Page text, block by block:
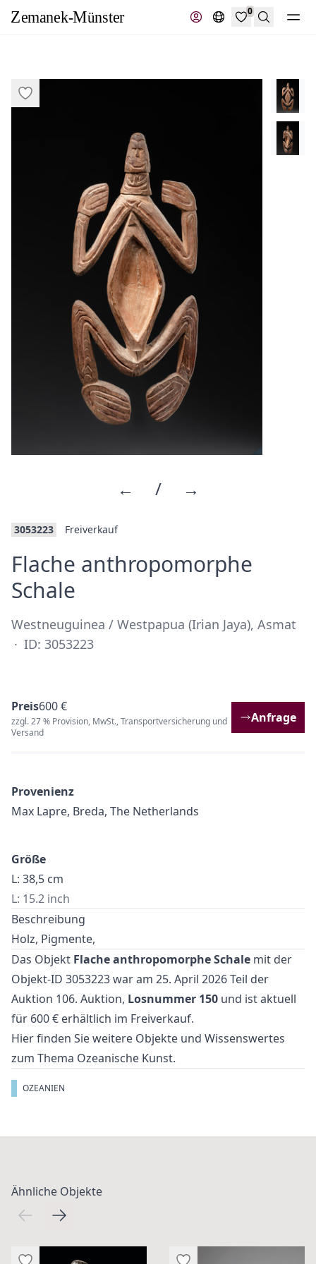
0
Suche
← / →
3053223 Freiverkauf
Flache anthropomorphe
Schale
Westneuguinea / Westpapua (Irian Jaya), Asmat
· ID: 3053223
Preis600 €
zzgl. 27 % Provision, MwSt., Transportversicherung und
Versand
Anfrage
Provenienz
Max Lapre, Breda, The Netherlands
Größe
L: 38,5 cm
L: 15.2 inch
Beschreibung
Holz, Pigmente,
Das Objekt Flache anthropomorphe Schale mit der
Objekt-ID 3053223 war am 25. April 2026 Teil der
Auktion 106. Auktion, Losnummer 150 und ist aktuell
für 600 € erhältlich im Freiverkauf.
Hier finden Sie weitere Objekte und Wissenswertes
zum Thema Ozeanische Kunst.
OZEANIEN
Ähnliche Objekte